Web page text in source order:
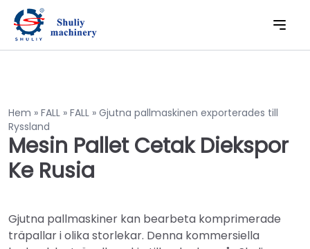
Hem » FALL » FALL » Gjutna pallmaskinen exporterades till
Ryssland
Mesin Pallet Cetak Diekspor
Ke Rusia
Gjutna pallmaskiner kan bearbeta komprimerade
träpallar i olika storlekar. Denna kommersiella